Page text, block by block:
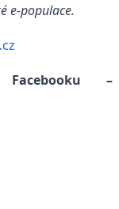
e-populace.
–